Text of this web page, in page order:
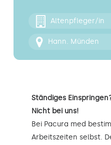
Altenpfleger/in
Hann. Münden
Ständiges
Nicht bei uns!
Bei Pacura med
Arbeitszeiten selbst.